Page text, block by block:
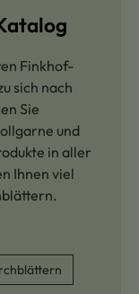
Finkhof-
sich nach
Sie
und
in aller
Ihnen viel